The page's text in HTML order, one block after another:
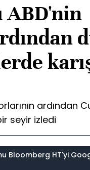
ABD'nin
ardından
seyir izledi
Bloomberg HT'yi